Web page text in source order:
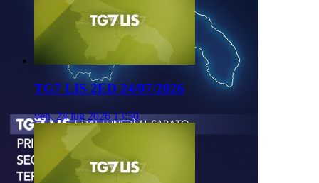
TG7 LIS 2ED 24/07/2026
ven, 24 lug 2026 13:50